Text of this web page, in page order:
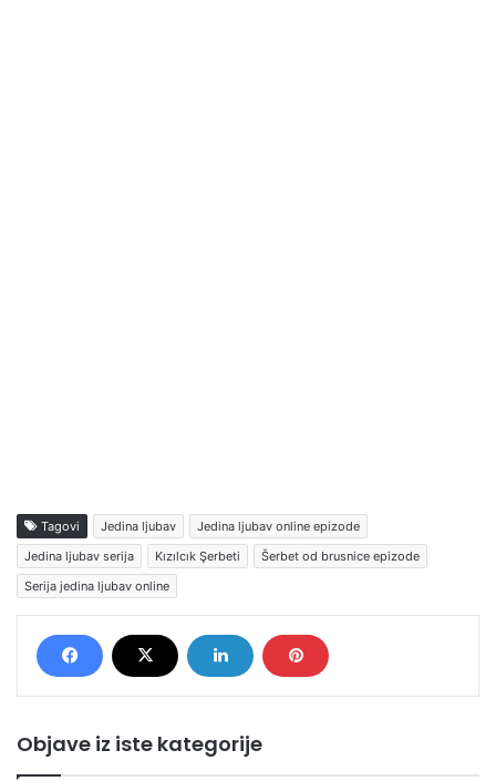
Tagovi Jedina ljubav
Jedina ljubav online epizode
Jedina ljubav serija
Kızılcık Şerbeti
Šerbet od brusnice epizode
Serija jedina ljubav online
Objave iz iste kategorije